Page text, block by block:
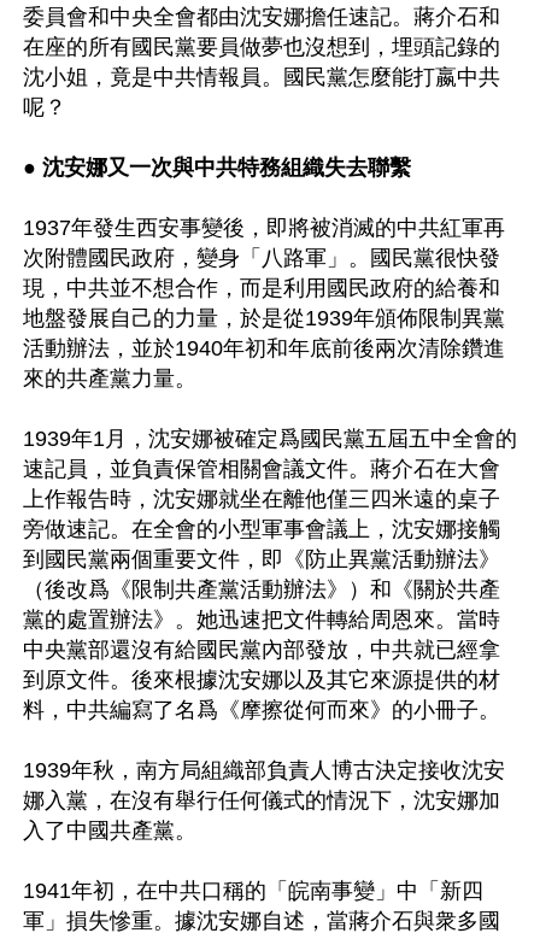
委員會和中央全會都由沈安娜擔任速記。蔣介石和
在座的所有國民黨要員做夢也沒想到，埋頭記錄的
沈小姐，竟是中共情報員。國民黨怎麼能打嬴中共
呢？
● 沈安娜又一次與中共特務組織失去聯繫
1937年發生西安事變後，即將被消滅的中共紅軍再
次附體國民政府，變身「八路軍」。國民黨很快發
現，中共並不想合作，而是利用國民政府的給養和
地盤發展自己的力量，於是從1939年頒佈限制異黨
活動辦法，並於1940年初和年底前後兩次清除鑽進
來的共產黨力量。
1939年1月，沈安娜被確定爲國民黨五屆五中全會的
速記員，並負責保管相關會議文件。蔣介石在大會
上作報告時，沈安娜就坐在離他僅三四米遠的桌子
旁做速記。在全會的小型軍事會議上，沈安娜接觸
到國民黨兩個重要文件，即《防止異黨活動辦法》
（後改爲《限制共產黨活動辦法》）和《關於共產
黨的處置辦法》。她迅速把文件轉給周恩來。當時
中央黨部還沒有給國民黨內部發放，中共就已經拿
到原文件。後來根據沈安娜以及其它來源提供的材
料，中共編寫了名爲《摩擦從何而來》的小冊子。
1939年秋，南方局組織部負責人博古決定接收沈安
娜入黨，在沒有舉行任何儀式的情況下，沈安娜加
入了中國共產黨。
1941年初，在中共口稱的「皖南事變」中「新四
軍」損失慘重。據沈安娜自述，當蔣介石與衆多國